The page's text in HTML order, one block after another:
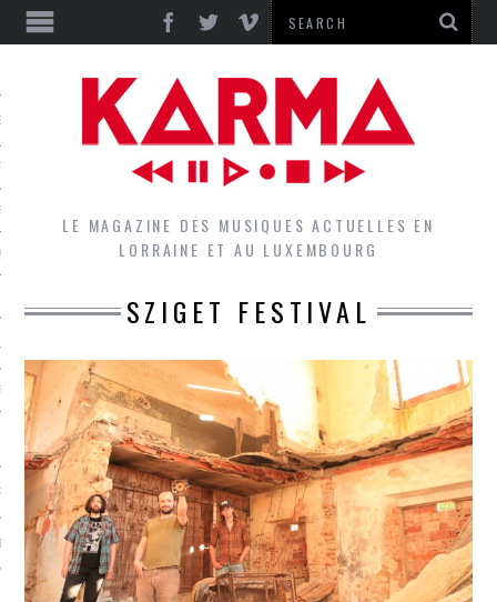
GROUPES DU LOCAL
LE LOCAL DU MAGAZINE
LE MAGAZINE DES MUSIQUES ACTUELLES EN
LORRAINE ET AU LUXEMBOURG
SZIGET FESTIVAL